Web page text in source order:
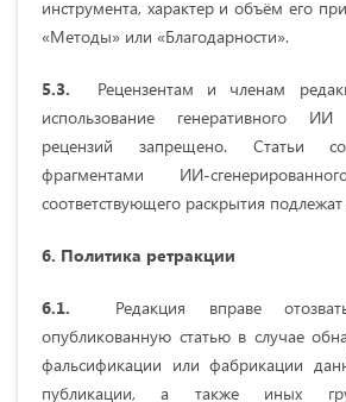
инструмента, характер и объём его
«Методы» или «Благодарности».
5.3. Рецензентам и членам
использование генеративного
рецензий запрещено. Статьи
фрагментами ИИ-
соответствующего раскрытия
6. Политика ретракции
6.1. Редакция вправе отозвать
опубликованную статью в случае
фальсификации или фабрикации
публикации, а также иных